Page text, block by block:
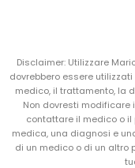
Disclaimer: Utilizzare
dovrebbero essere
medico, il trattamento, la
Non dovresti
contattare il medico o
medica, una diagnosi e
di un medico o di un